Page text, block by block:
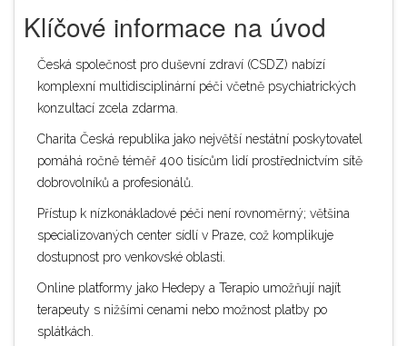
Klíčové informace na úvod
Česká společnost pro duševní zdraví (CSDZ) nabízí
komplexní multidisciplinární péči včetně psychiatrických
konzultací zcela zdarma.
Charita Česká republika jako největší nestátní poskytovatel
pomáhá ročně téměř 400 tisícům lidí prostřednictvím sítě
dobrovolníků a profesionálů.
Přístup k nízkonákladové péči není rovnoměrný; většina
specializovaných center sídlí v Praze, což komplikuje
dostupnost pro venkovské oblasti.
Online platformy jako Hedepy a Terapio umožňují najít
terapeuty s nižšími cenami nebo možnost platby po
splátkách.